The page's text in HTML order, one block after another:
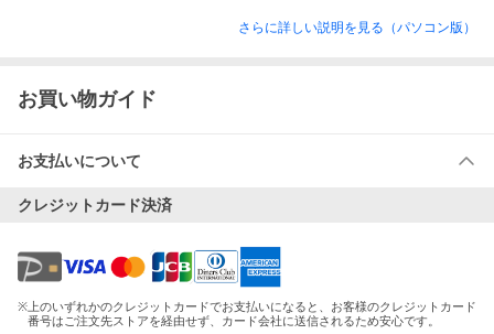
さらに詳しい説明を見る（パソコン版）
お買い物ガイド
お支払いについて
クレジットカード決済
※ 上のいずれかのクレジットカードでお支払いになると、お客様のクレジットカード
番号はご注文先ストアを経由せず、カード会社に送信されるため安心です。